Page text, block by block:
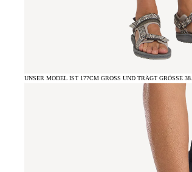
UNSER MODEL IST 177CM GROSS UND TRÄGT GRÖSSE 38.